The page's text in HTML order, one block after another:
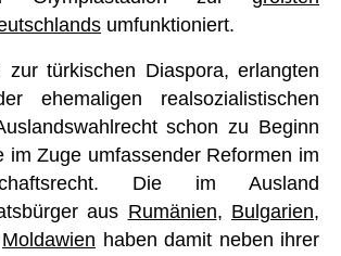
umfunktioniert.
zur türkischen Diaspora, erlangten
ehemaligen realsozialistischen
schon zu Beginn
im Zuge umfassender Reformen im
Die im Ausland
aus Rumänien, Bulgarien,
Moldawien haben damit neben ihrer